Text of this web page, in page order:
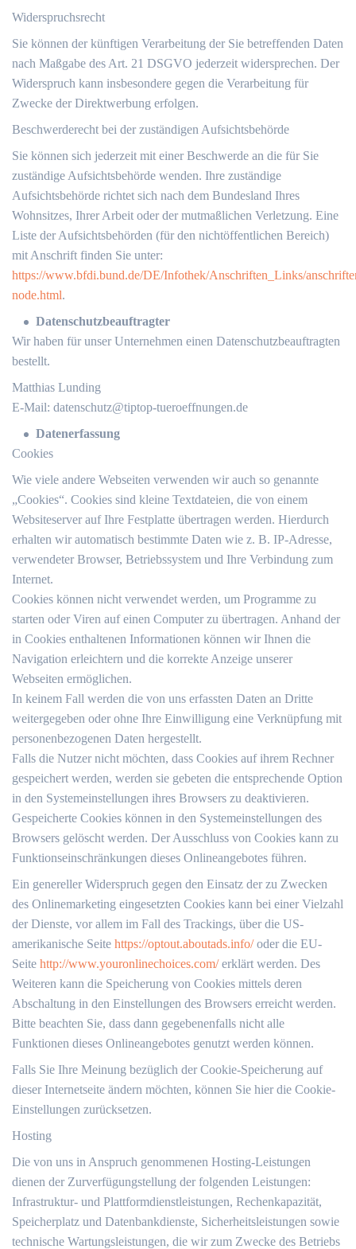
Widerspruchsrecht
Sie können der künftigen Verarbeitung der Sie betreffenden Daten
nach Maßgabe des Art. 21 DSGVO jederzeit widersprechen. Der
Widerspruch kann insbesondere gegen die Verarbeitung für
Zwecke der Direktwerbung erfolgen.
Beschwerderecht bei der zuständigen Aufsichtsbehörde
Sie können sich jederzeit mit einer Beschwerde an die für Sie
zuständige Aufsichtsbehörde wenden. Ihre zuständige
Aufsichtsbehörde richtet sich nach dem Bundesland Ihres
Wohnsitzes, Ihrer Arbeit oder der mutmaßlichen Verletzung. Eine
Liste der Aufsichtsbehörden (für den nichtöffentlichen Bereich)
mit Anschrift finden Sie unter:
https://www.bfdi.bund.de/DE/Infothek/Anschriften_Links/
node.html.
Datenschutzbeauftragter
Wir haben für unser Unternehmen einen Datenschutzbeauftragten
bestellt.
Matthias Lunding
E-Mail: datenschutz@tiptop-tueroeffnungen.de
Datenerfassung
Cookies
Wie viele andere Webseiten verwenden wir auch so genannte
„Cookies“. Cookies sind kleine Textdateien, die von einem
Websiteserver auf Ihre Festplatte übertragen werden. Hierdurch
erhalten wir automatisch bestimmte Daten wie z. B. IP-Adresse,
verwendeter Browser, Betriebssystem und Ihre Verbindung zum
Internet.
Cookies können nicht verwendet werden, um Programme zu
starten oder Viren auf einen Computer zu übertragen. Anhand der
in Cookies enthaltenen Informationen können wir Ihnen die
Navigation erleichtern und die korrekte Anzeige unserer
Webseiten ermöglichen.
In keinem Fall werden die von uns erfassten Daten an Dritte
weitergegeben oder ohne Ihre Einwilligung eine Verknüpfung mit
personenbezogenen Daten hergestellt.
Falls die Nutzer nicht möchten, dass Cookies auf ihrem Rechner
gespeichert werden, werden sie gebeten die entsprechende Option
in den Systemeinstellungen ihres Browsers zu deaktivieren.
Gespeicherte Cookies können in den Systemeinstellungen des
Browsers gelöscht werden. Der Ausschluss von Cookies kann zu
Funktionseinschränkungen dieses Onlineangebotes führen.
Ein genereller Widerspruch gegen den Einsatz der zu Zwecken
des Onlinemarketing eingesetzten Cookies kann bei einer Vielzahl
der Dienste, vor allem im Fall des Trackings, über die US-
amerikanische Seite https://optout.aboutads.info/oder die EU-
Seite http://www.youronlinechoices.com/erklärt werden. Des
Weiteren kann die Speicherung von Cookies mittels deren
Abschaltung in den Einstellungen des Browsers erreicht werden.
Bitte beachten Sie, dass dann gegebenenfalls nicht alle
Funktionen dieses Onlineangebotes genutzt werden können.
Falls Sie Ihre Meinung bezüglich der Cookie-Speicherung auf
dieser Internetseite ändern möchten, können Sie hier die Cookie-
Einstellungen zurücksetzen.
Hosting
Die von uns in Anspruch genommenen Hosting-Leistungen
dienen der Zurverfügungstellung der folgenden Leistungen:
Infrastruktur- und Plattformdienstleistungen, Rechenkapazität,
Speicherplatz und Datenbankdienste, Sicherheitsleistungen sowie
technische Wartungsleistungen, die wir zum Zwecke des Betriebs